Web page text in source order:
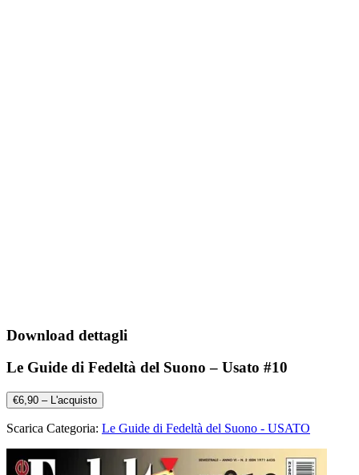
Download dettagli
Le Guide di Fedeltà del Suono – Usato #10
€6,90 – L'acquisto
Scarica Categoria: Le Guide di Fedeltà del Suono - USATO